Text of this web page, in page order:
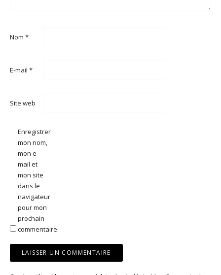
Nom *
E-mail *
Site web
Enregistrer
mon nom,
mon e-
mail et
mon site
dans le
navigateur
pour mon
prochain
commentaire.